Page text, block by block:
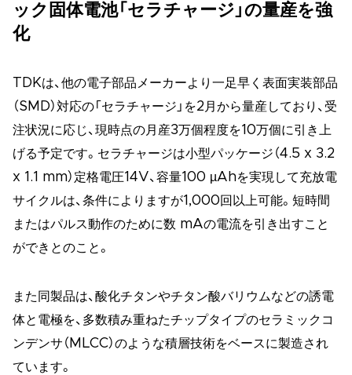
ック固体電池「セラチャージ」の量産を強
化
TDKは、他の電子部品メーカーより一足早く表面実装部品
（SMD）対応の「セラチャージ」を2月から量産しており、受
注状況に応じ、現時点の月産3万個程度を10万個に引き上
げる予定です。セラチャージは小型パッケージ（4.5 x 3.2
x 1.1 mm）定格電圧14V、容量100 µAhを実現して充放電
サイクルは、条件によりますが1,000回以上可能。短時間
またはパルス動作のために数 mAの電流を引き出すこと
ができとのこと。
また同製品は、酸化チタンやチタン酸バリウムなどの誘電
体と電極を、多数積み重ねたチップタイプのセラミックコ
ンデンサ（MLCC）のような積層技術をベースに製造され
ています。